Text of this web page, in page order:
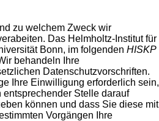
zu welchem Zweck wir
Das Helmholtz-Institut für
Bonn, im folgenden HISKP
behandeln Ihre
Datenschutzvorschriften.
Ihre Einwilligung erforderlich sein,
Stelle darauf
können und dass Sie diese mit
Vorgängen Ihre